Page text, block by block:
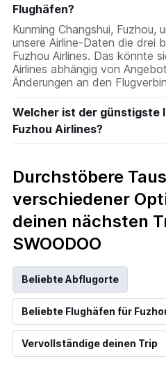
Flughäfen?
Kunming Changshui, Fuzhou,
unsere Airline-Daten die drei
Fuzhou Airlines. Das könnte
Airlines abhängig von
Änderungen an den
Welcher ist der günstigste
Fuzhou Airlines?
Durchstöbere
verschiedener
deinen nächsten
SWOODOO
Beliebte Abflugorte
Beliebte Flughäfen für
Vervollständige deinen Trip